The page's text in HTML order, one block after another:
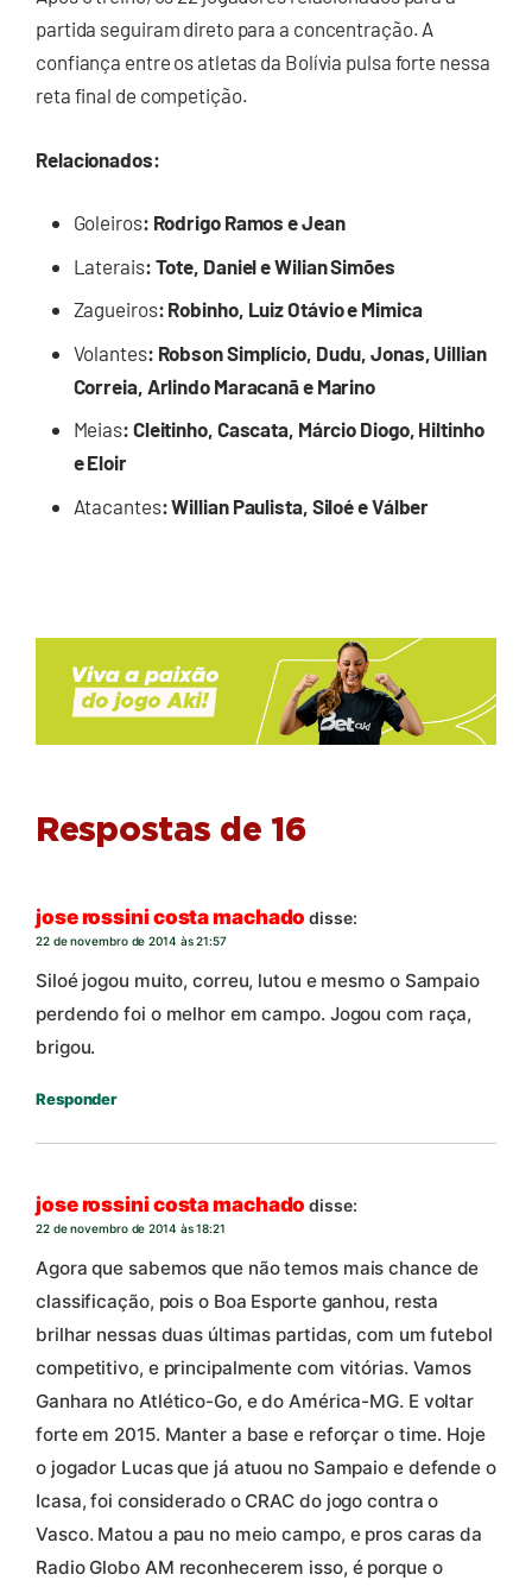
partida seguiram direto para a concentração. A
confiança entre os atletas da Bolívia pulsa forte nessa
reta final de competição.
Relacionados:
Goleiros: Rodrigo Ramos e Jean
Laterais: Tote, Daniel e Wilian Simões
Zagueiros: Robinho, Luiz Otávio e Mimica
Volantes: Robson Simplício, Dudu, Jonas, Uillian
Correia, Arlindo Maracanã e Marino
Meias: Cleitinho, Cascata, Márcio Diogo, Hiltinho
e Eloir
Atacantes: Willian Paulista, Siloé e Válber
Respostas de 16
jose rossini costa machado disse:
22 de novembro de 2014 às 21:57
Siloé jogou muito, correu, lutou e mesmo o Sampaio
perdendo foi o melhor em campo. Jogou com raça,
brigou.
Responder
jose rossini costa machado disse:
22 de novembro de 2014 às 18:21
Agora que sabemos que não temos mais chance de
classificação, pois o Boa Esporte ganhou, resta
brilhar nessas duas últimas partidas, com um futebol
competitivo, e principalmente com vitórias. Vamos
Ganhara no Atlético-Go, e do América-MG. E voltar
forte em 2015. Manter a base e reforçar o time. Hoje
o jogador Lucas que já atuou no Sampaio e defende o
Icasa, foi considerado o CRAC do jogo contra o
Vasco. Matou a pau no meio campo, e pros caras da
Radio Globo AM reconhecerem isso, é porque o